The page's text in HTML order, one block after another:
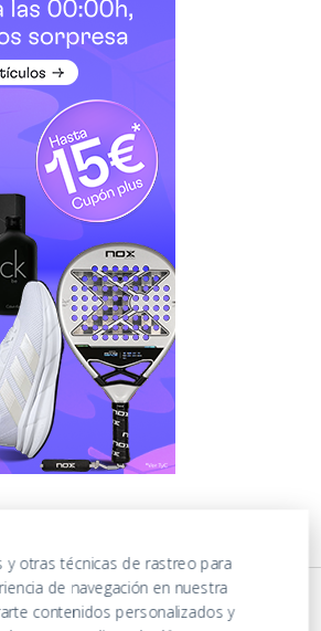
y otras técnicas de rastreo para
de navegación en nuestra
contenidos personalizados y